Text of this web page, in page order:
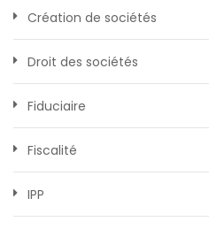
Création de sociétés
Droit des sociétés
Fiduciaire
Fiscalité
IPP